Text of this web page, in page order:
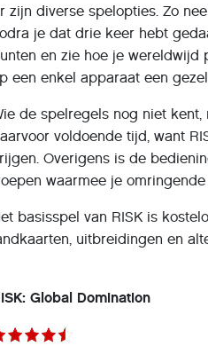
zijn diverse spelopties. Zo
je dat drie keer hebt
en zie hoe je wereldwijd
een enkel apparaat een
de spelregels nog niet
voldoende tijd, want
Overigens is de
waarmee je
basisspel van RISK is
uitbreidingen en
Global Domination